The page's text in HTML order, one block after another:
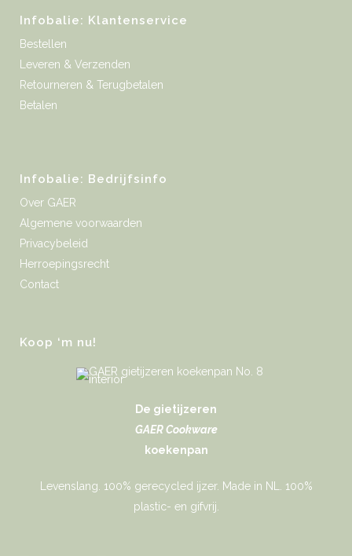
Infobalie: Klantenservice
Bestellen
Leveren & Verzenden
Retourneren & Terugbetalen
Betalen
Infobalie: Bedrijfsinfo
Over GAER
Algemene voorwaarden
Privacybeleid
Herroepingsrecht
Contact
Koop ‘m nu!
De gietijzeren
GAER Cookware
koekenpan
Levenslang. 100% gerecycled ijzer. Made in NL. 100%
plastic- en gifvrij.